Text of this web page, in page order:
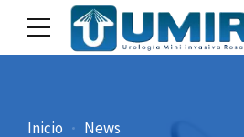
Inicio News